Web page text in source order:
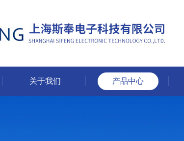
关于我们 产品中心